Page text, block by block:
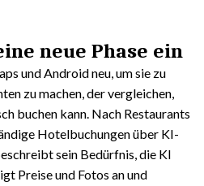
neue Phase ein
und Android neu, um sie zu
zu machen, der vergleichen,
buchen kann. Nach Restaurants
Hotelbuchungen über KI-
sein Bedürfnis, die KI
Preise und Fotos an und